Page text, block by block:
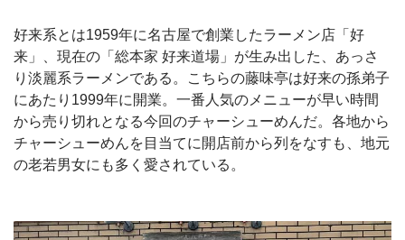
好来系とは1959年に名古屋で創業したラーメン店「好
来」、現在の「総本家 好来道場」が生み出した、あっさ
り淡麗系ラーメンである。こちらの藤味亭は好来の孫弟子
にあたり1999年に開業。一番人気のメニューが早い時間
から売り切れとなる今回のチャーシューめんだ。各地から
チャーシューめんを目当てに開店前から列をなすも、地元
の老若男女にも多く愛されている。